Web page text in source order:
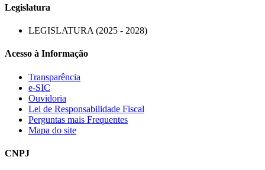
Legislatura
LEGISLATURA (2025 - 2028)
Acesso à Informação
Transparência
e-SIC
Ouvidoria
Lei de Responsabilidade Fiscal
Perguntas mais Frequentes
Mapa do site
CNPJ